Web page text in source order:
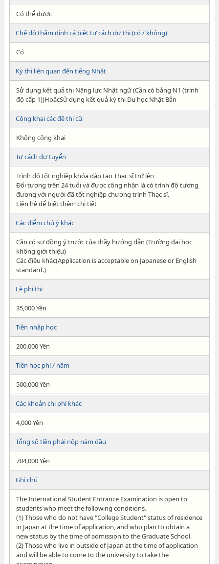
Có thể được
Chế độ thẩm định cá biệt tư cách dự thi (có / không)
Có
Kỳ thi liên quan đến tiếng Nhật
Sử dụng kết quả thi Năng lực Nhật ngữ (Cần có bằng N1 (trình
độ cấp 1))HoặcSử dụng kết quả kỳ thi Du học Nhật Bản
Công khai các đề thi cũ
Không công khai
Tư cách dự tuyển
Trình độ tốt nghiệp khóa đào tạo Thạc sĩ trở lên
Đối tượng trên 24 tuổi và được công nhận là có trình độ tương
đương với người đã tốt nghiệp chương trình Thạc sĩ.
Liên hệ để biết thêm chi tiết
Các điểm chú ý khác
Cần có sự đồng ý trước của thầy hướng dẫn (Trường đại học
không giới thiệu)
Các điều khác(Application is acceptable on Japanese or English
standard.)
Lệ phí thi
35,000 Yên
Tiền nhập học
200,000 Yên
Tiền học phí / năm
500,000 Yên
Các khoản chi phí khác
4,000 Yên
Tổng số tiền phải nộp năm đầu
704,000 Yên
Ghi chú
The International Student Entrance Examination is open to
students who meet the following conditions.
(1) Those who do not have "College Student" status of residence
in Japan at the time of application, and who plan to obtain a
new status by the time of admission to the Graduate School.
(2) Those who live in outside of Japan at the time of application
and will be able to come to the university to take the